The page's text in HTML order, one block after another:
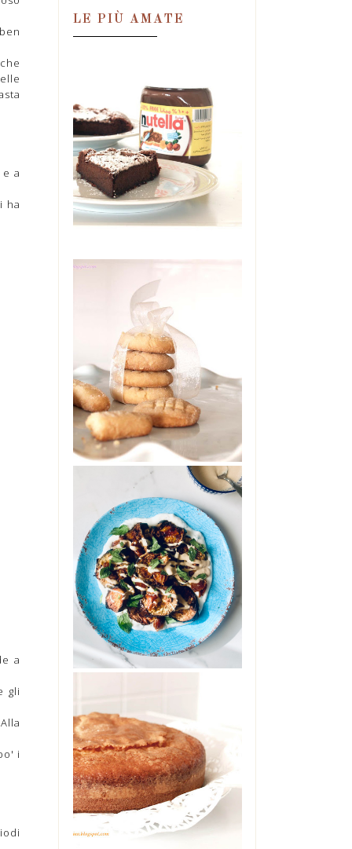
a
ha
a
gli
i
LE PIÙ AMATE
TORTA MAGICA
ALLA NUTELLA,
IN DUE
INGREDIENTI!
Una condanna. Una
perdizione. Una droga.
Un'ossessione. Tutte in quel
barattolo. E se ne ...
BISCOTTI DI
MAIONESE
No, non sono impazzita. Non
ho preso troppo sole senza
cappello, ne' troppo caldo in
giardino. Non s...
INSALATA DI
ELANZANE CON
DATTERI,
YOGURT E
TAHINI
Ci si può innamorare di una
insalata di melanzane?
Ebbene, provate questa e mi
saprete dire. Glute...
TORTA ALLO
YOGURT DI
MAMMA
Oggi è il mio compleanno. Ma
non starò a farvi vedere il
cheesecake che è in frigo
pronto per stase...